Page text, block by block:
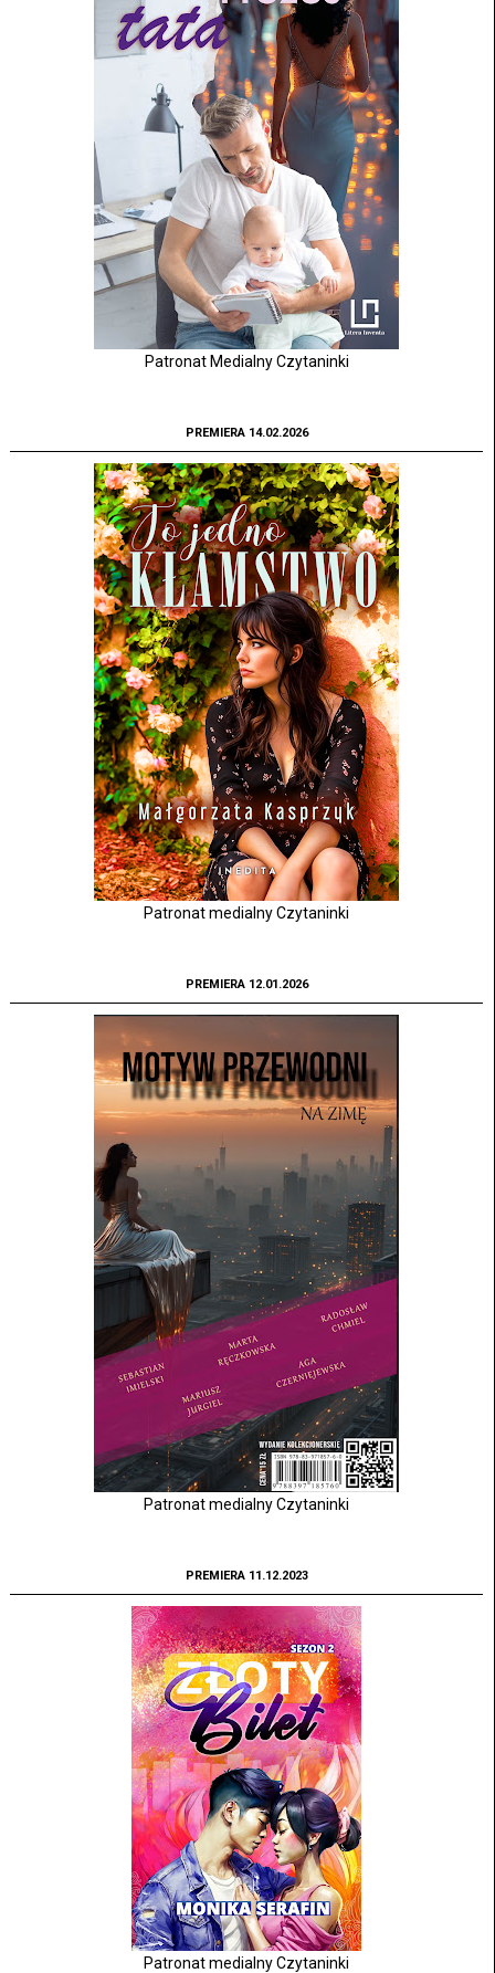
Patronat Medialny Czytaninki
PREMIERA 14.02.2026
Patronat medialny Czytaninki
PREMIERA 12.01.2026
Patronat medialny Czytaninki
PREMIERA 11.12.2023
Patronat medialny Czytaninki